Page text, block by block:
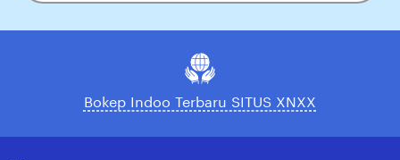
your
Bokep Indoo Terbaru SITUS XNXX